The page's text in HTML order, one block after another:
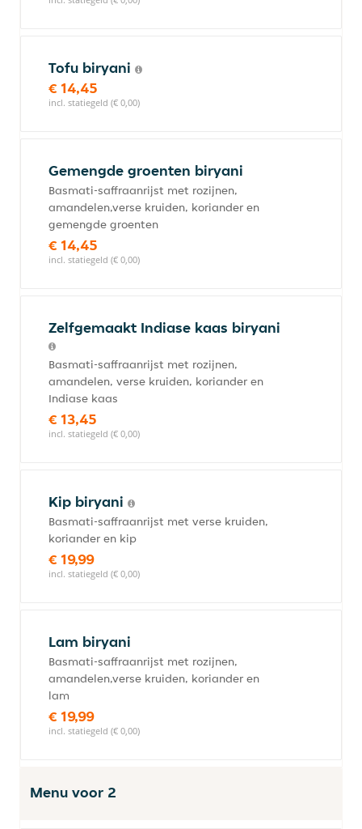
Tofu biryani
€ 14,45
incl. statiegeld (€ 0,00)
Gemengde groenten biryani
Basmati-saffraanrijst met rozijnen,
amandelen,verse kruiden, koriander en
gemengde groenten
€ 14,45
incl. statiegeld (€ 0,00)
Zelfgemaakt Indiase kaas biryani
Basmati-saffraanrijst met rozijnen,
amandelen, verse kruiden, koriander en
Indiase kaas
€ 13,45
incl. statiegeld (€ 0,00)
Kip biryani
Basmati-saffraanrijst met verse kruiden,
koriander en kip
€ 19,99
incl. statiegeld (€ 0,00)
Lam biryani
Basmati-saffraanrijst met rozijnen,
amandelen,verse kruiden, koriander en
lam
€ 19,99
incl. statiegeld (€ 0,00)
Menu voor 2